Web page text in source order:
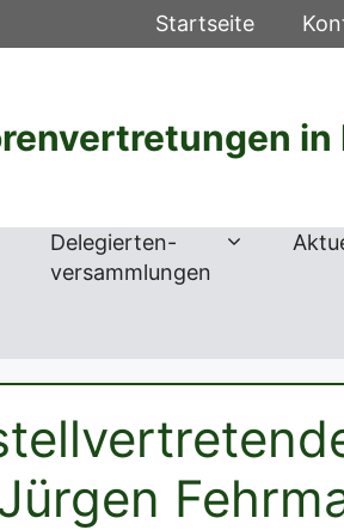
Startseite
Delegierten-
versammlungen